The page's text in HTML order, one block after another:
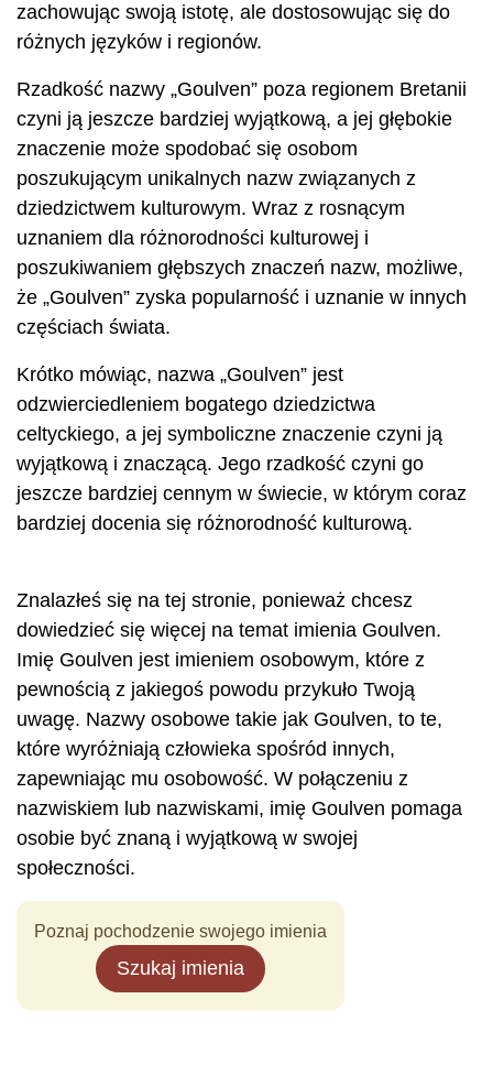
zachowując swoją istotę, ale dostosowując się do
różnych języków i regionów.
Rzadkość nazwy „Goulven” poza regionem Bretanii
czyni ją jeszcze bardziej wyjątkową, a jej głębokie
znaczenie może spodobać się osobom
poszukującym unikalnych nazw związanych z
dziedzictwem kulturowym. Wraz z rosnącym
uznaniem dla różnorodności kulturowej i
poszukiwaniem głębszych znaczeń nazw, możliwe,
że „Goulven” zyska popularność i uznanie w innych
częściach świata.
Krótko mówiąc, nazwa „Goulven” jest
odzwierciedleniem bogatego dziedzictwa
celtyckiego, a jej symboliczne znaczenie czyni ją
wyjątkową i znaczącą. Jego rzadkość czyni go
jeszcze bardziej cennym w świecie, w którym coraz
bardziej docenia się różnorodność kulturową.
Znalazłeś się na tej stronie, ponieważ chcesz
dowiedzieć się więcej na temat imienia Goulven.
Imię Goulven jest imieniem osobowym, które z
pewnością z jakiegoś powodu przykuło Twoją
uwagę. Nazwy osobowe takie jak Goulven, to te,
które wyróżniają człowieka spośród innych,
zapewniając mu osobowość. W połączeniu z
nazwiskiem lub nazwiskami, imię Goulven pomaga
osobie być znaną i wyjątkową w swojej
społeczności.
Poznaj pochodzenie swojego imienia
Szukaj imienia